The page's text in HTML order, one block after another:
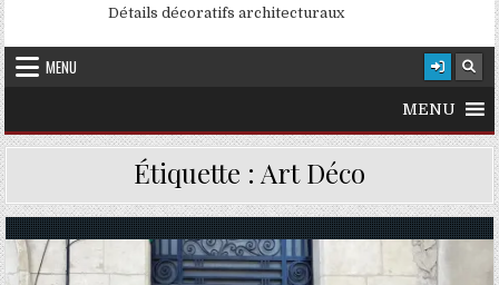
Détails décoratifs architecturaux
MENU
MENU
Étiquette : Art Déco
Posted in